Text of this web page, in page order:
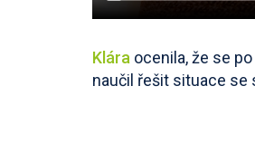
Klára ocenila, že se
naučil řešit situace se